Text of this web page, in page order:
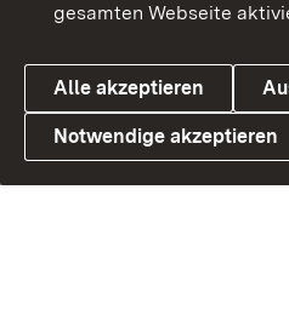
gesamten Webseite
Alle akzeptieren
Notwendige akzeptieren